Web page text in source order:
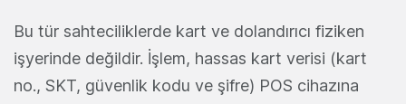
Bu tür sahteciliklerde kart ve dolandırıcı fiziken
işyerinde değildir. İşlem, hassas kart verisi (kart
no., SKT, güvenlik kodu ve şifre) POS cihazına